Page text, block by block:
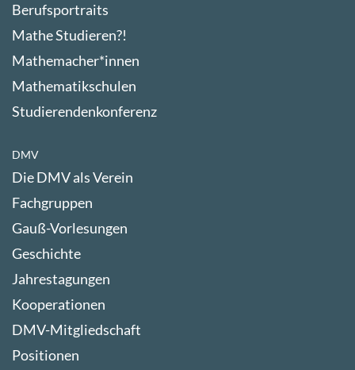
Berufsportraits
Mathe Studieren?!
Mathemacher*innen
Mathematikschulen
Studierendenkonferenz
DMV
Die DMV als Verein
Fachgruppen
Gauß-Vorlesungen
Geschichte
Jahrestagungen
Kooperationen
DMV-Mitgliedschaft
Positionen